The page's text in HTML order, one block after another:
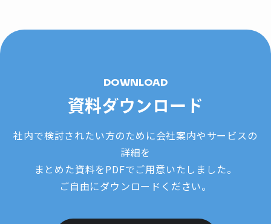
DOWNLOAD
資料ダウンロード
社内で検討されたい方のために会社案内やサービスの
詳細を
まとめた資料をPDFでご用意いたしました。
ご自由にダウンロードください。